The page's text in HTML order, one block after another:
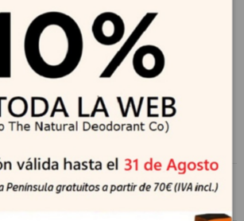
en PP, sin BPA ni ftalatos, ni PVC.
EN1400 y están testados de forma regular en
Lab Denmark.
los últimos tests realizados por
Calidad en Europa.